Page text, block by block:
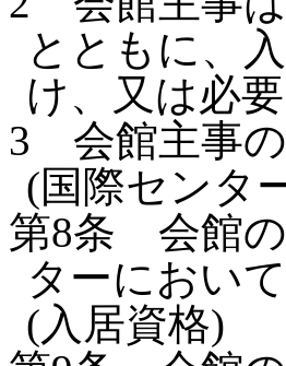
とともに、
け、又は必
3 会館主事
(国際センタ
第8条 会館
ターにおい
(入居資格)